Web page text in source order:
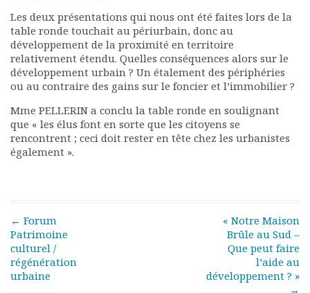
Les deux présentations qui nous ont été faites lors de la
table ronde touchait au périurbain, donc au
développement de la proximité en territoire
relativement étendu. Quelles conséquences alors sur le
développement urbain ? Un étalement des périphéries
ou au contraire des gains sur le foncier et l’immobilier ?
Mme PELLERIN a conclu la table ronde en soulignant
que « les élus font en sorte que les citoyens se
rencontrent ; ceci doit rester en tête chez les urbanistes
également ».
Post navigation
← Forum
Patrimoine
culturel /
régénération
urbaine
« Notre Maison
Brûle au Sud –
Que peut faire
l’aide au
développement ? »
→